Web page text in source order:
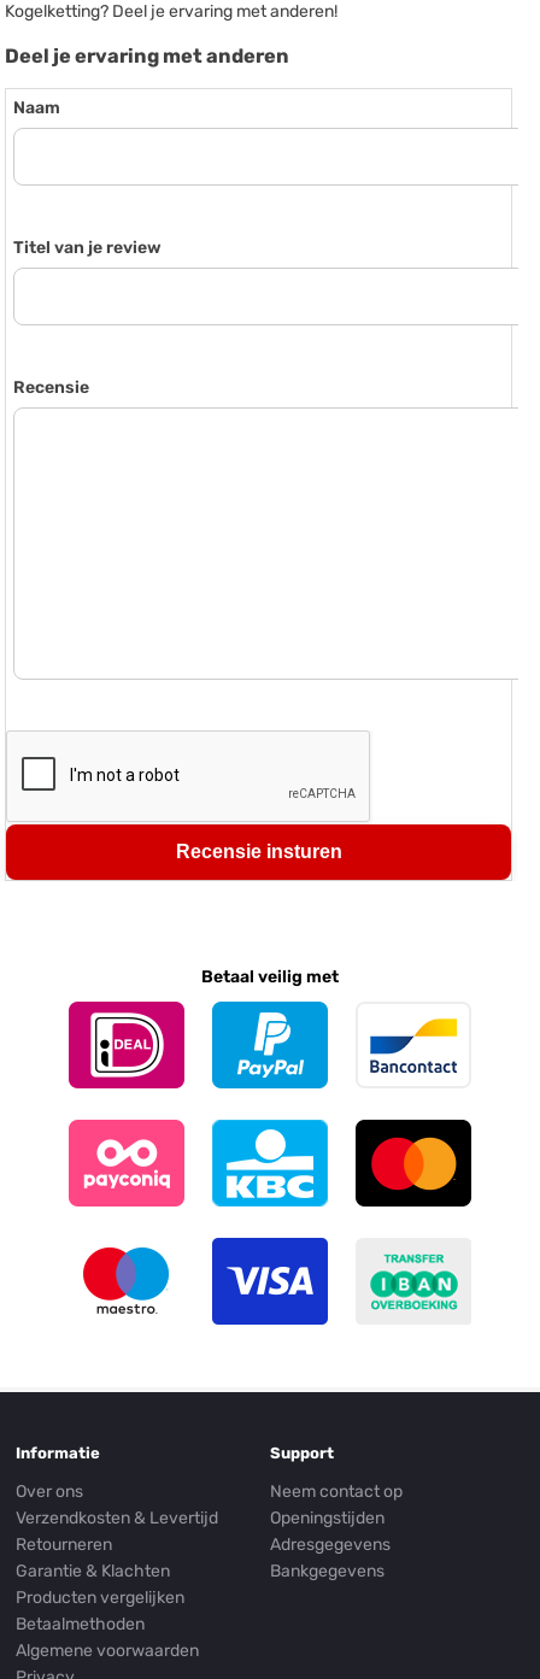
Kogelketting? Deel je ervaring met anderen!
Deel je ervaring met anderen
Naam
Titel van je review
Recensie
Recensie insturen
Betaal veilig met
Informatie
Over ons
Verzendkosten & Levertijd
Retourneren
Garantie & Klachten
Producten vergelijken
Betaalmethoden
Algemene voorwaarden
Support
Neem contact op
Openingstijden
Adresgegevens
Bankgegevens